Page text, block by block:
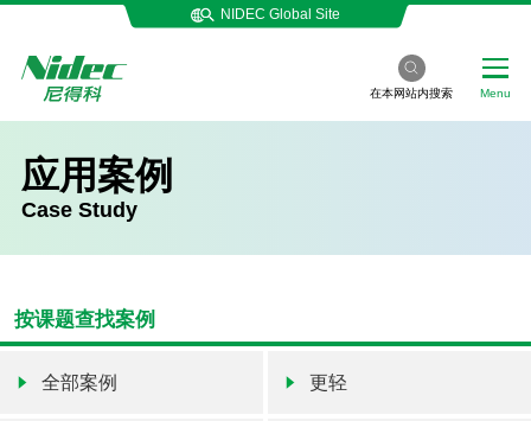
NIDEC Global Site
在本网站内搜索 Menu
应用案例
Case Study
按课题查找案例
全部案例 更轻